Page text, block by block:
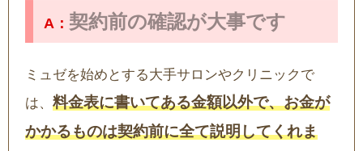
契約前の確認が大事です
ミュゼを始めとする大手サロンやクリニックで
は、 料金表に書いてある金額以外で、お金が
かかるものは契約前に全て説明してくれま